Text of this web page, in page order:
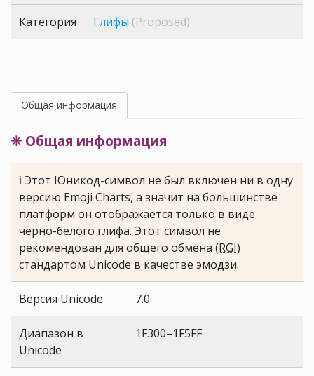
Категория Глифы (Proposed)
Общая информация
✳ Общая информация
ℹ Этот Юникод-символ не был включен ни в одну
версию Emoji Charts, а значит на большинстве
платформ он отображается только в виде
черно-белого глифа. Этот символ не
рекомендован для общего обмена (RGI)
стандартом Unicode в качестве эмодзи.
Версия Unicode 7.0
Диапазон в
Unicode
1F300–1F5FF